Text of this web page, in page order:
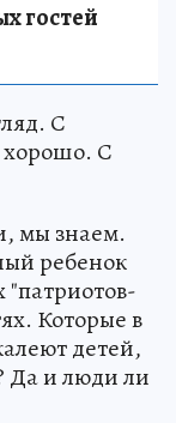
гостей
С
хорошо. С
мы знаем.
ребенок
"патриотов-
Которые в
детей,
Да и люди ли